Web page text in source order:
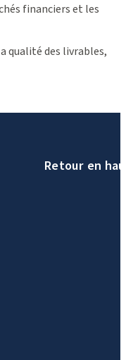
financiers et les
qualité des livrables,
Retour en